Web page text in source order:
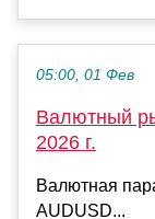
05:00, 01 Фев
Валютный
2026 г.
Валютная
AUDUSD...